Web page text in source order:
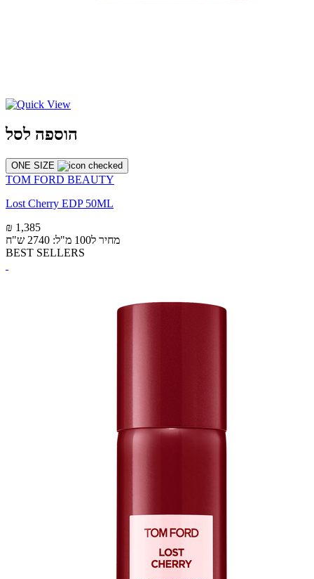
הוספה לסל
ONE SIZE
TOM FORD BEAUTY
Lost Cherry EDP 50ML
₪ 1,385
מחיר ל100 מ"ל: 2740 ש"ח
BEST SELLERS